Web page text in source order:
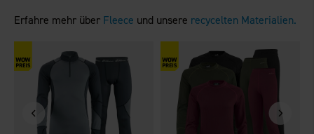
Erfahre mehr über Fleece und unsere recycelten Materialien.